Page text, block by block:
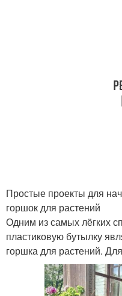
Простые проекты для
горшок для растений
Одним из самых лёгких
пластиковую бутылку
горшка для растений.